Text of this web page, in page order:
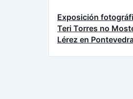
Exposición
Teri Torres no
Lérez en